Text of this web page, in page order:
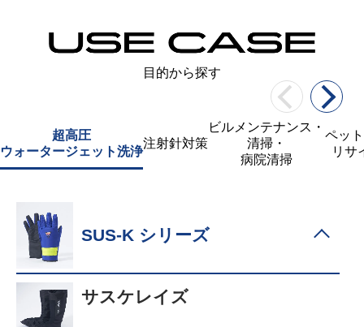
目的から探す
超高圧
ウォータージェット洗浄
注射針対策
ビルメンテナンス・
清掃・
病院清掃
ペッ
リサ
SUS-K シリーズ
サスケレイズ